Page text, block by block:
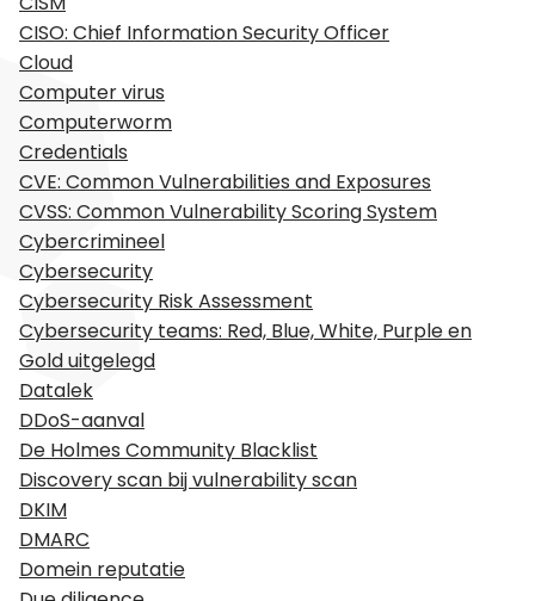
CISO: Chief Information Security Officer
Cloud
Computer virus
Computerworm
Credentials
CVE: Common Vulnerabilities and Exposures
CVSS: Common Vulnerability Scoring System
Cybercrimineel
Cybersecurity
Cybersecurity Risk Assessment
Cybersecurity teams: Red, Blue, White, Purple en
Gold uitgelegd
Datalek
DDoS-aanval
De Holmes Community Blacklist
Discovery scan bij vulnerability scan
DKIM
DMARC
Domein reputatie